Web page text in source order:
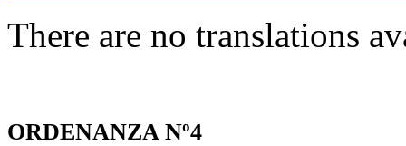
There are no translations
ORDENANZA Nº4